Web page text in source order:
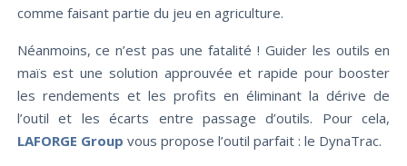
comme faisant partie du jeu en agriculture.
Néanmoins, ce n’est pas une fatalité ! Guider les outils en
maïs est une solution approuvée et rapide pour booster
les rendements et les profits en éliminant la dérive de
l’outil et les écarts entre passage d’outils. Pour cela,
LAFORGE Group vous propose l’outil parfait : le DynaTrac.